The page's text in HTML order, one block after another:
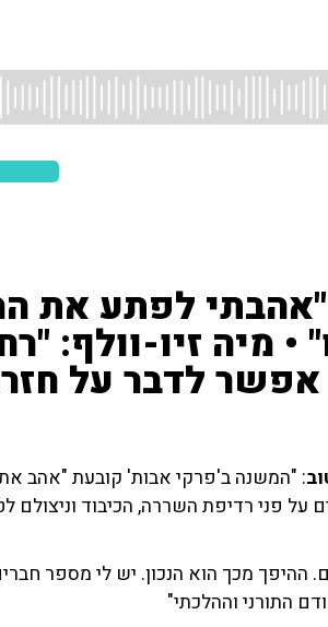
"אהבתי לפתע את
• מיה זיו-וולף:
אפשר לדבר על
: "המשנה ב'פרקי אבות' קובעת "אהב
על פני רדיפת השררה, הכיבוד וניצולם
ההיפך מכך הוא הנכון. יש לי מספר
התורני וההלכתי"